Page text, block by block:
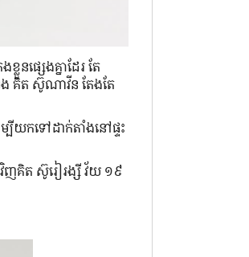
ផ្សេង​គ្នា​ដែរ តែ​
ង គិត ស៊ូណាវីន តែងតែ​
បី​យក​ទៅ​ដាក់​តាំង​នៅ​ផ្ទះ​
ញ​គិត ស៊ូរៀរង្សី វ័យ ១៩